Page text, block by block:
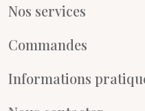
Nos services
Commandes
Informations